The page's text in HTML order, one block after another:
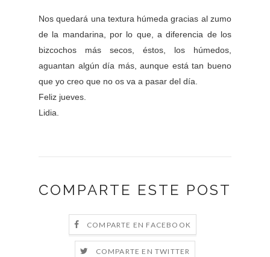
Nos quedará una textura húmeda gracias al zumo
de la mandarina, por lo que, a diferencia de los
bizcochos más secos, éstos, los húmedos,
aguantan algún día más, aunque está tan bueno
que yo creo que no os va a pasar del día.
Feliz jueves.
Lidia.
COMPARTE ESTE POST
COMPARTE EN FACEBOOK
COMPARTE EN TWITTER